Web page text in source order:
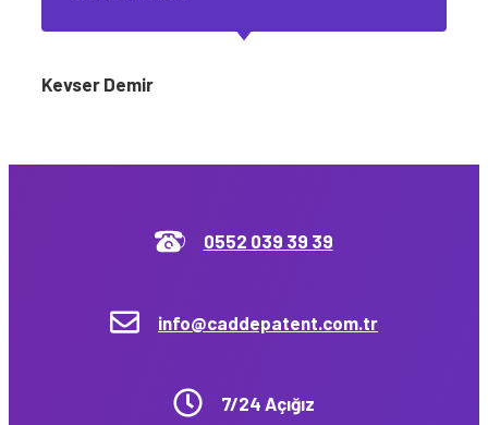
Kevser Demir
0552 039 39 39
info@caddepatent.com.tr
7/24 Açığız